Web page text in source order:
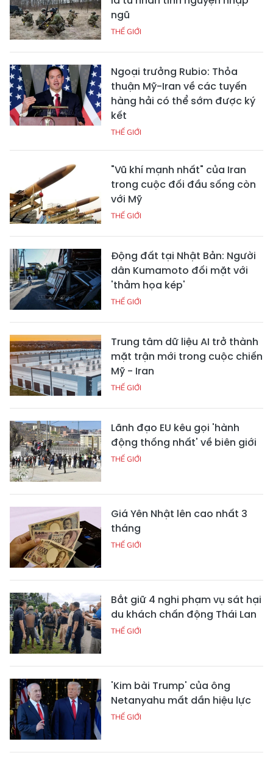
ngũ
THẾ GIỚI
Ngoại trưởng Rubio: Thỏa
thuận Mỹ-Iran về các tuyến
hàng hải có thể sớm được ký
kết
THẾ GIỚI
"Vũ khí mạnh nhất" của Iran
trong cuộc đối đầu sống còn
với Mỹ
THẾ GIỚI
Động đất tại Nhật Bản: Người
dân Kumamoto đối mặt với
'thảm họa kép'
THẾ GIỚI
Trung tâm dữ liệu AI trở thành
mặt trận mới trong cuộc chiến
Mỹ - Iran
THẾ GIỚI
Lãnh đạo EU kêu gọi 'hành
động thống nhất' về biên giới
THẾ GIỚI
Giá Yên Nhật lên cao nhất 3
tháng
THẾ GIỚI
Bắt giữ 4 nghi phạm vụ sát hại
du khách chấn động Thái Lan
THẾ GIỚI
'Kim bài Trump' của ông
Netanyahu mất dần hiệu lực
THẾ GIỚI